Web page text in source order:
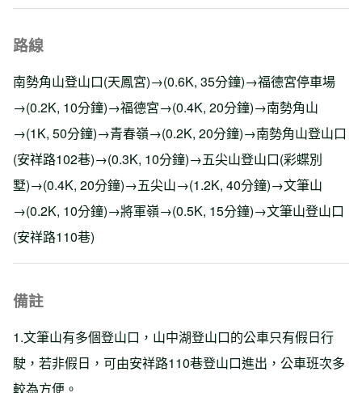
路線
南勢角山登山口(天鳳宮)→(0.6K, 35分鐘)→福德宮停車場
→(0.2K, 10分鐘)→福德宮→(0.4K, 20分鐘)→南勢角山
→(1K, 50分鐘)→青春嶺→(0.2K, 20分鐘)→南勢角山登山口
(安祥路102巷)→(0.3K, 10分鐘)→五尖山登山口(彩蝶別
墅)→(0.4K, 20分鐘)→五尖山→(1.2K, 40分鐘)→文筆山
→(0.2K, 10分鐘)→將軍嶺→(0.5K, 15分鐘)→文筆山登山口
(安祥路110巷)
備註
1.文筆山有多個登山口，山中湖登山口的公車只有假日行
駛，若非假日，可由安祥路110巷登山口進出，公車班次多
較為方便。